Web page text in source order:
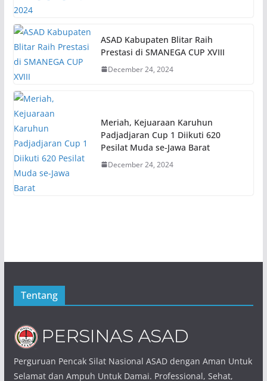
ASAD Kabupaten Blitar Raih
Prestasi di SMANEGA CUP XVIII
December 24, 2024
Meriah, Kejuaraan Karuhun
Padjadjaran Cup 1 Diikuti 620
Pesilat Muda se-Jawa Barat
December 24, 2024
Tentang
Perguruan Pencak Silat Nasional ASAD dengan Aman Untuk
Selamat dan Ampuh Untuk Damai. Professional, Sehat,